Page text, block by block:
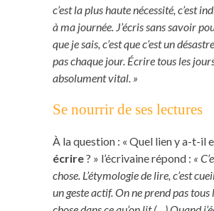
c’est la plus haute nécessité, c’est
à ma journée. J’écris sans savoir
que je sais, c’est que c’est un
pas chaque jour. Écrire tous les
absolument vital. »
Se nourrir de ses lectures
À la question : « Quel lien y a-t-il
écrire? » l’écrivaine répond : «
chose. L’étymologie de lire, c’est
un geste actif. On ne prend pas tous